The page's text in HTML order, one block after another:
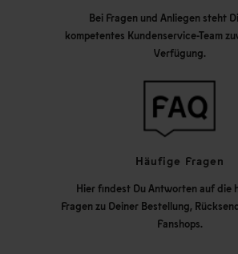
Bei Fragen und Anliegen steht
kompetentes Kundenservice-Team
Verfügung.
Häufige Fragen
Hier findest Du Antworten auf die
Fragen zu Deiner Bestellung,
Fanshops.